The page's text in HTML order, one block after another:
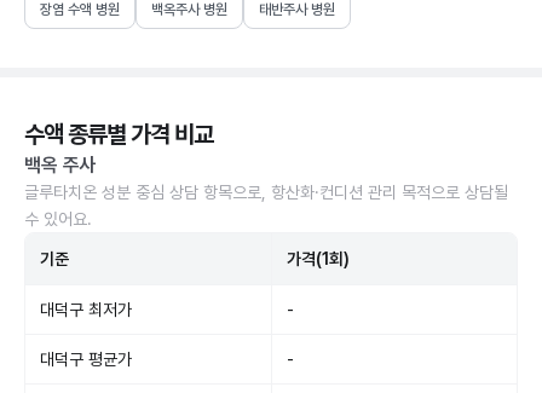
장염 수액 병원 백옥주사 병원 태반주사 병원
수액 종류별 가격 비교
백옥 주사
글루타치온 성분 중심 상담 항목으로, 항산화·컨디션 관리 목적으로 상담될
수 있어요.
기준 가격(1회)
대덕구 최저가 -
대덕구 평균가 -